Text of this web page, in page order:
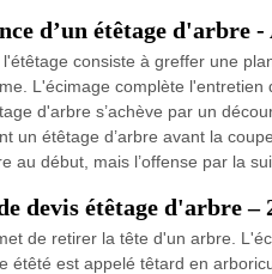
d’un étêtage d'arbre
consiste à greffer une
L'écimage complète
d'arbre s’achève par un
un étêtage d’arbre avant la
au début, mais l’offense par la
devis étêtage d'arbre –
de retirer la tête d'un arbre.
étêté est appelé têtard en